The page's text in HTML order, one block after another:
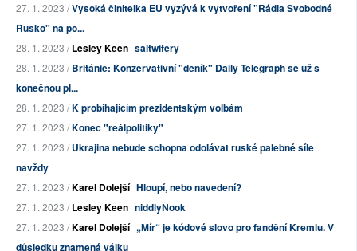
27. 1. 2023 /Vysoká činitelka EU vyzývá k vytvoření "Rádia Svobodné
Rusko" na po...
28. 1. 2023 /Lesley Keen saltwifery
28. 1. 2023 /Británie: Konzervativní "deník" Daily Telegraph se už s
konečnou pl...
28. 1. 2023 /K probíhajícím prezidentským volbám
27. 1. 2023 /Konec "reálpolitiky"
27. 1. 2023 /Ukrajina nebude schopna odolávat ruské palebné síle
navždy
27. 1. 2023 /Karel Dolejší Hloupí, nebo navedení?
27. 1. 2023 /Lesley Keen niddlyNook
27. 1. 2023 /Karel Dolejší „Mír“ je kódové slovo pro fandění Kremlu. V
důsledku znamená válku